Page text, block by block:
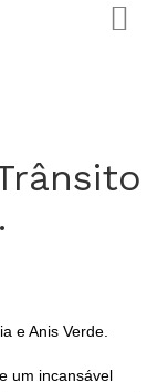
e Anis Verde.
um incansável